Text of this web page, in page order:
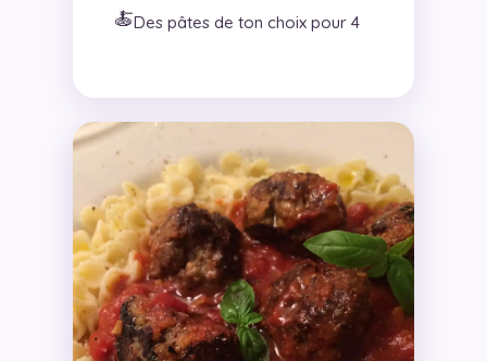
🍝Des pâtes de ton choix pour 4